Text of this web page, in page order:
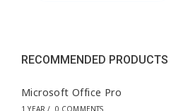
s
RECOMMENDED PRODUCTS
Microsoft Office Pro
1 YEAR / 0 COMMENTS